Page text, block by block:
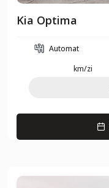
Kia Optima
Automat
km/zi